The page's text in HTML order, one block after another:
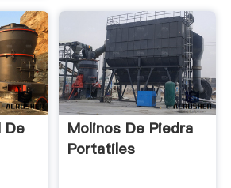
De
Molinos De Piedra
Portatiles